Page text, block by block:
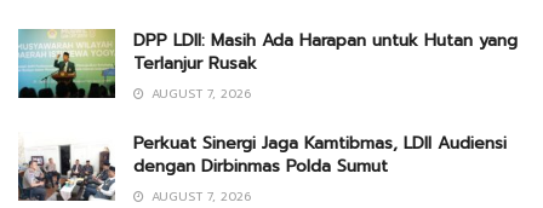
DPP LDII: Masih Ada Harapan untuk Hutan yang
Terlanjur Rusak
AUGUST 7, 2026
Perkuat Sinergi Jaga Kamtibmas, LDII Audiensi
dengan Dirbinmas Polda Sumut
AUGUST 7, 2026